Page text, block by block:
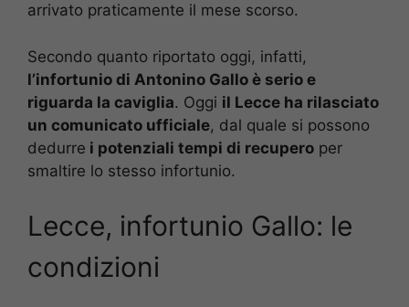
arrivato praticamente il mese scorso.
Secondo quanto riportato oggi, infatti,
l’infortunio di Antonino Gallo è serio e
riguarda la caviglia. Oggi il Lecce ha rilasciato
un comunicato ufficiale, dal quale si possono
dedurre i potenziali tempi di recupero per
smaltire lo stesso infortunio.
Lecce, infortunio Gallo: le
condizioni